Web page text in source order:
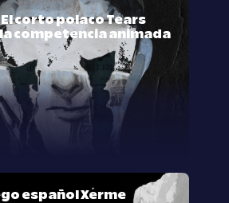
El corto polaco Tears
competencia animada
español Xerme